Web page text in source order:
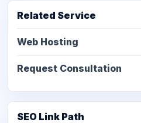
Related Service
Web Hosting
Request Consultation
SEO Link Path